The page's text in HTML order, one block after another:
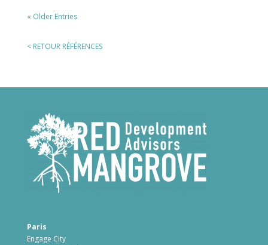
« Older Entries
< RETOUR RÉFÉRENCES
Paris
Engage City